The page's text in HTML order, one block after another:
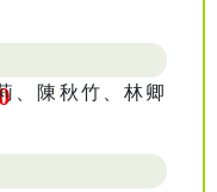
、陳秋竹、林卿